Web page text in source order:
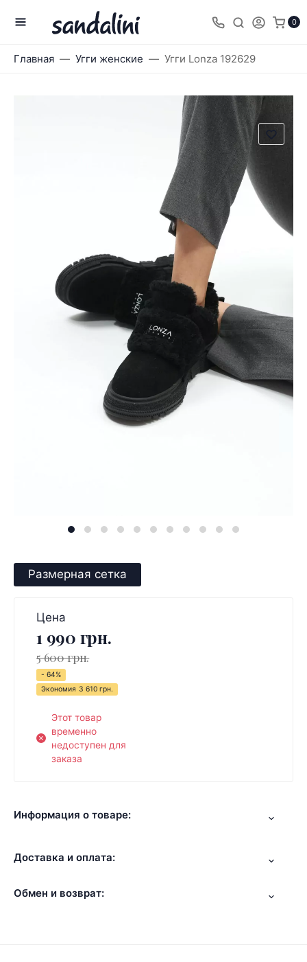
0
Главная Угги женские Угги Lonza 192629
Размерная сетка
Цена
1 990 грн.
5 600 грн.
- 64%
Экономия 3 610 грн.
Этот товар
временно
недоступен для
заказа
Информация о товаре:
Доставка и оплата:
Обмен и возврат: